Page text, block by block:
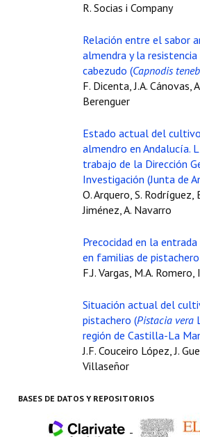
R. Socias i Company
Relación entre el sabor
almendra y la
cabezudo (Capnodis
F. Dicenta, J.A. Cánovas,
Berenguer
Estado actual del
almendro en Andalucía.
trabajo de la Dirección
Investigación (Junta de
O. Arquero, S. Rodríguez,
Jiménez, A. Navarro
Precocidad en la
en familias de pistachero
F.J. Vargas, M.A. Romero,
Situación actual del
pistachero (Pistacia vera
región de Castilla-La
J.F. Couceiro López, J.
Villaseñor
BASES DE DATOS Y REPOSITORIOS
-